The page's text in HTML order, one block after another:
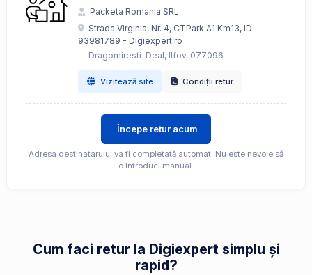
Packeta Romania SRL
Strada Virginia, Nr. 4, CTPark A1 Km13, ID
93981789 - Digiexpert.ro
Dragomiresti-Deal, Ilfov, 077096
Vizitează site Condiții retur
Începe retur acum
Adresa destinatarului va fi completată automat. Nu este nevoie să
o introduci manual.
Cum faci retur la Digiexpert simplu și
rapid?